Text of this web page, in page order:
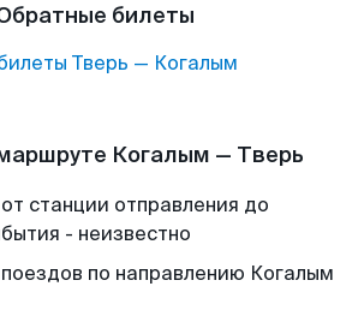
билеты
Тверь — Когалым
Когалым — Тверь
станции отправления до
- неизвестно
по направлению Когалым